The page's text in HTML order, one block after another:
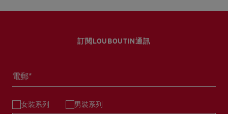
訂閱LOUBOUTIN通訊
電郵*
女裝系列 男裝系列